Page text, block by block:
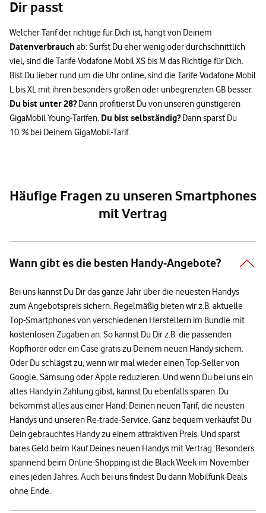
Dir passt
Welcher Tarif der richtige für Dich ist, hängt von Deinem
Datenverbrauch ab: Surfst Du eher wenig oder durchschnittlich
viel, sind die Tarife Vodafone Mobil XS bis M das Richtige für Dich.
Bist Du lieber rund um die Uhr online, sind die Tarife Vodafone Mobil
L bis XL mit ihren besonders großen oder unbegrenzten GB besser.
Du bist unter 28?Dann profitierst Du von unseren günstigeren
GigaMobil Young-Tarifen. Du bist selbständig?Dann sparst Du
10 % bei Deinem GigaMobil-Tarif.
Häufige Fragen zu unseren Smartphones
mit Vertrag
Wann gibt es die besten Handy-Angebote?
Bei uns kannst Du Dir das ganze Jahr über die neuesten Handys
zum Angebotspreis sichern. Regelmäßig bieten wir z.B. aktuelle
Top-Smartphones von verschiedenen Herstellern im Bundle mit
kostenlosen Zugaben an. So kannst Du Dir z.B. die passenden
Kopfhörer oder ein Case gratis zu Deinem neuen Handy sichern.
Oder Du schlägst zu, wenn wir mal wieder einen Top-Seller von
Google, Samsung oder Apple reduzieren. Und wenn Du bei uns ein
altes Handy in Zahlung gibst, kannst Du ebenfalls sparen. Du
bekommst alles aus einer Hand: Deinen neuen Tarif, die neusten
Handys und unseren Re-trade-Service. Ganz bequem verkaufst Du
Dein gebrauchtes Handy zu einem attraktiven Preis. Und sparst
bares Geld beim Kauf Deines neuen Handys mit Vertrag. Besonders
spannend beim Online-Shopping ist die Black Week im November
eines jeden Jahres. Auch bei uns findest Du dann Mobilfunk-Deals
ohne Ende.